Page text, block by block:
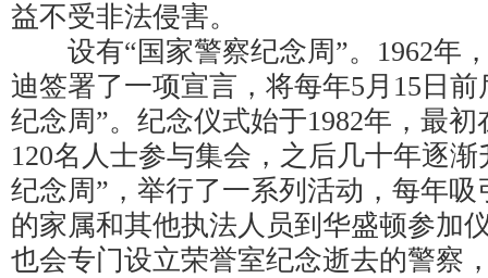
益不受非法侵害。
设有“国家警察纪念周”。1962年
迪签署了一项宣言，将每年5月15日
纪念周”。纪念仪式始于1982年，最
120名人士参与集会，之后几十年逐
纪念周”，举行了一系列活动，每年
的家属和其他执法人员到华盛顿参加
也会专门设立荣誉室纪念逝去的警察